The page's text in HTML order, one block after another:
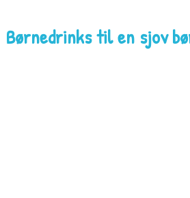
Børnedrinks til en sjov